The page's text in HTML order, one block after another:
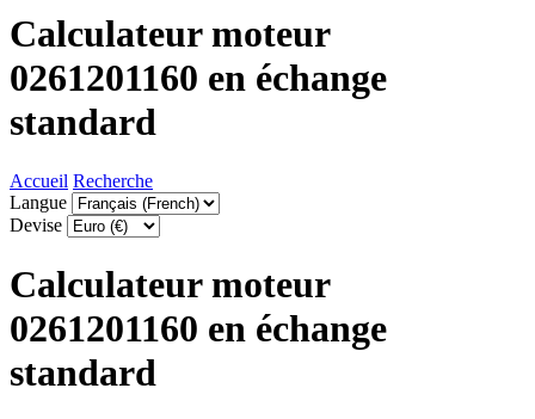
Calculateur moteur
0261201160 en échange
standard
Accueil Recherche
Langue
Devise
Calculateur moteur
0261201160 en échange
standard